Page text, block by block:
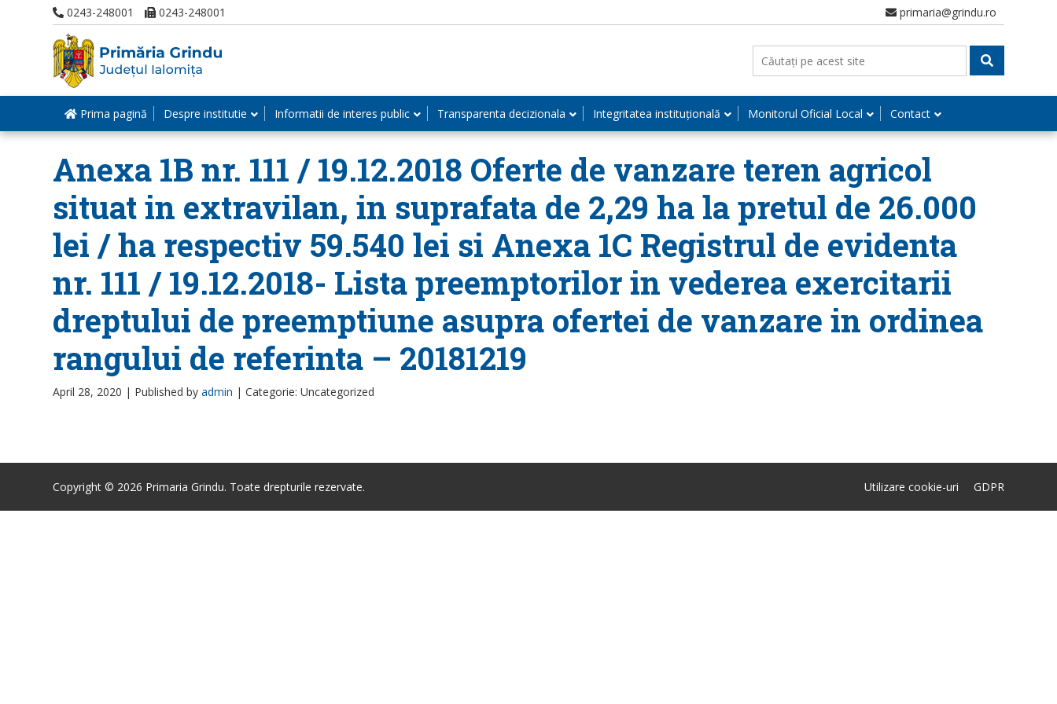
0243-248001 0243-248001 primaria@grindu.ro
Prima pagină Despre institutie Informatii de interes public Transparenta decizionala Integritatea instituțională Monitorul Oficial Local Contact
Anexa 1B nr. 111 / 19.12.2018 Oferte de vanzare teren agricol
situat in extravilan, in suprafata de 2,29 ha la pretul de 26.000
lei / ha respectiv 59.540 lei si Anexa 1C Registrul de evidenta
nr. 111 / 19.12.2018- Lista preemptorilor in vederea exercitarii
dreptului de preemptiune asupra ofertei de vanzare in ordinea
rangului de referinta – 20181219
April 28, 2020 | Published by admin | Categorie: Uncategorized
Copyright © 2026 Primaria Grindu. Toate drepturile rezervate. Utilizare cookie-uri GDPR